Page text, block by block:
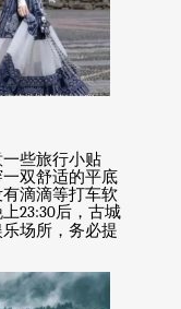
些旅行小贴
双舒适的平底
滴滴等打车软
上23:30后，古城
场所，务必提